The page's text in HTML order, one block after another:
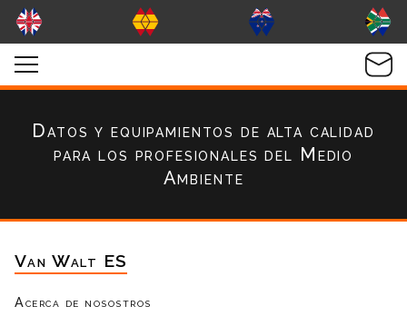
Datos y equipamientos de alta calidad
para los profesionales del Medio
Ambiente
Van Walt ES
Acerca de nosostros